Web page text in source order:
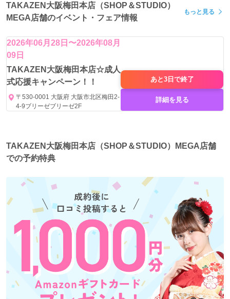
スタッフの力
プロデューサー兼 TAKAZEN CEO の
y.itoi とプロの店舗スタッフが
2人3脚で理想の成人式を実現します！
TAKAZENが誇る店舗スタッフは
着付・ヘアメイク・着物スタイリングまで
常に最新トレンドを取り入れた
コーディネートを提案します。
振袖と合わせる和装小物やアクセサリー、
TAKAZEN大阪梅田本店（SHOP＆STUDIO）
MEGA店舗のイベント・フェア情報
もっと見る
2026年06月28日〜2026年08月
09日
TAKAZEN大阪梅田本店☆成人
式応援キャンペーン！！
〒530-0001 大阪府 大阪市北区梅田2-
4-9ブリーゼブリーゼ2F
あと3日で終了
詳細を見る
TAKAZEN大阪梅田本店（SHOP＆STUDIO）MEGA店舗
での予約特典